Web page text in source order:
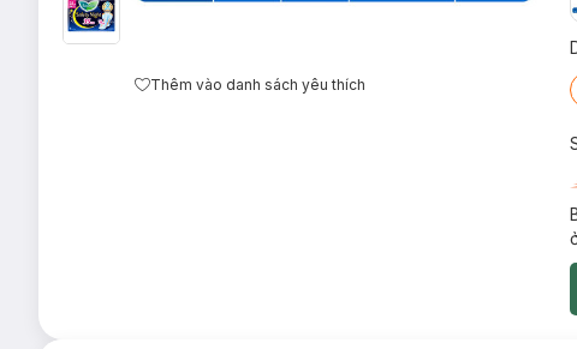
Thêm vào danh sách yêu thích